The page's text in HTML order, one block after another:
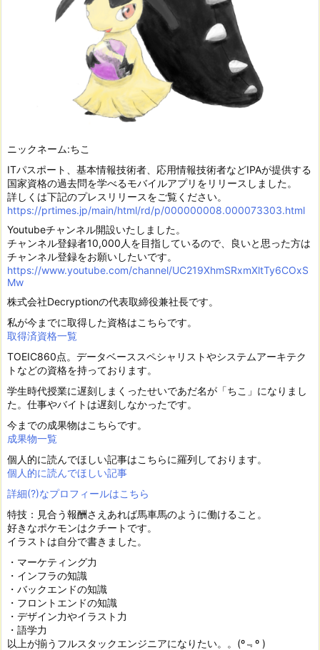
ニックネーム:ちこ
ITパスポート、基本情報技術者、応用情報技術者などIPAが提供する
国家資格の過去問を学べるモバイルアプリをリリースしました。
詳しくは下記のプレスリリースをご覧ください。
https://prtimes.jp/main/html/rd/p/000000008.000073303.html
Youtubeチャンネル開設いたしました。
チャンネル登録者10,000人を目指しているので、良いと思った方は
チャンネル登録をお願いしたいです。
https://www.youtube.com/channel/UC219XhmSRxmXltTy6COxS
Mw
株式会社Decryptionの代表取締役兼社長です。
私が今までに取得した資格はこちらです。
取得済資格一覧
TOEIC860点。データベーススペシャリストやシステムアーキテク
トなどの資格を持っております。
学生時代授業に遅刻しまくったせいであだ名が「ちこ」になりまし
た。仕事やバイトは遅刻しなかったです。
今までの成果物はこちらです。
成果物一覧
個人的に読んでほしい記事はこちらに羅列しております。
個人的に読んでほしい記事
詳細(?)なプロフィールはこちら
特技：見合う報酬さえあれば馬車馬のように働けること。
好きなポケモンはクチートです。
イラストは自分で書きました。
・マーケティング力
・インフラの知識
・バックエンドの知識
・フロントエンドの知識
・デザイン力やイラスト力
・語学力
以上が揃うフルスタックエンジニアになりたい。。(º﹃º )